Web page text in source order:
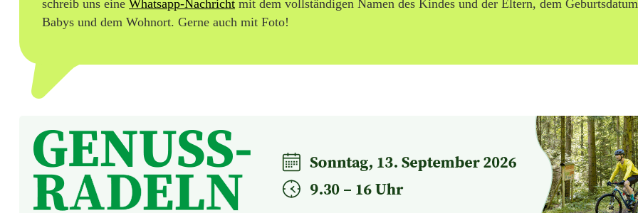
schreib uns eine Whatsapp-Nachricht mit dem vollständigen Namen des Kindes und der Eltern, dem
Babys und dem Wohnort. Gerne auch mit Foto!